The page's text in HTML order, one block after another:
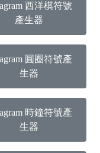
西洋棋符號
產生器
圓圈符號產
生器
時鐘符號產
生器